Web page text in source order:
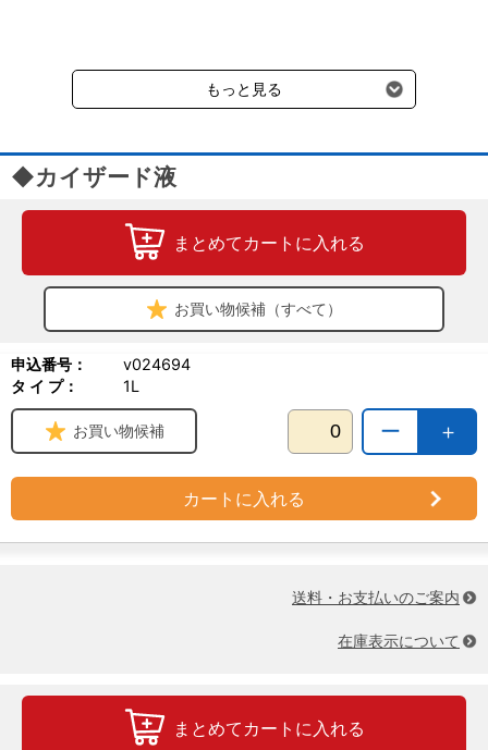
受けます。
もっと見る
◆カイザード液
まとめてカートに入れる
お買い物候補（すべて）
申込番号：
v024694
タ イ プ：
1L
＋
ー
お買い物候補
カートに入れる
送料・お支払いのご案内
在庫表示について
まとめてカートに入れる